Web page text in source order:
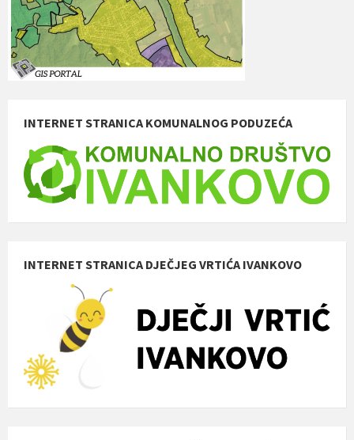
INTERNET STRANICA KOMUNALNOG PODUZEĆA
INTERNET STRANICA DJEČJEG VRTIĆA IVANKOVO